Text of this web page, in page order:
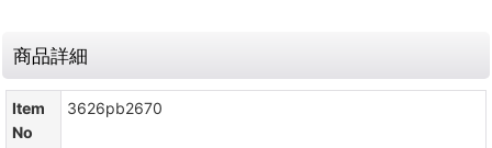
商品詳細
Item
No
3626pb2670